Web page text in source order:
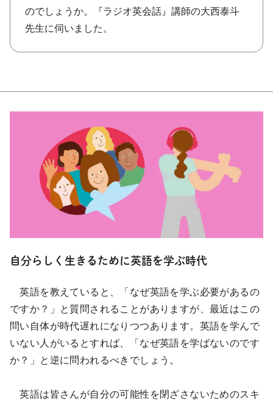
のでしょうか。『ラジオ英会話』講師の大西泰斗
先生に伺いました。
自分らしく生きるために英語を学ぶ時代
英語を教えていると、「なぜ英語を学ぶ必要があるの
ですか？」と質問されることがありますが、最近はこの
問い自体が時代遅れになりつつあります。英語を学んで
いない人がいるとすれば、「なぜ英語を学ばないのです
か？」と逆に問われるべきでしょう。
英語は皆さんが自分の可能性を閉ざさないためのスキ